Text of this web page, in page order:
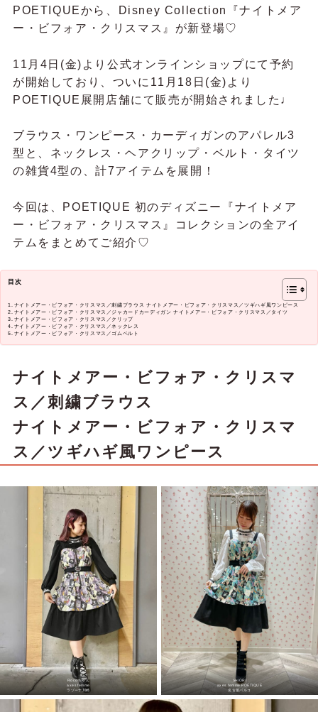
POETIQUEから、Disney Collection『ナイトメア
ー・ビフォア・クリスマス』が新登場♡
11月4日(金)より公式オンラインショップにて予約
が開始しており、ついに11月18日(金)より
POETIQUE展開店舗にて販売が開始されました♩
ブラウス・ワンピース・カーディガンのアパレル3
型と、ネックレス・ヘアクリップ・ベルト・タイツ
の雑貨4型の、計7アイテムを展開！
今回は、 POETIQUE 初のディズニー『ナイトメア
ー・ビフォア・クリスマス』コレクションの全アイ
テムをまとめてご紹介♡
目次
ナイトメアー・ビフォア・クリスマス／刺繍ブラウス ナイトメアー・ビフォア・クリスマス／ツギハギ風ワンピース
ナイトメアー・ビフォア・クリスマス／ジャカードカーディガン ナイトメアー・ビフォア・クリスマス／タイツ
ナイトメアー・ビフォア・クリスマス／クリップ
ナイトメアー・ビフォア・クリスマス／ネックレス
ナイトメアー・ビフォア・クリスマス／ゴムベルト
ナイトメアー・ビフォア・クリスマ
ス／刺繍ブラウス
ナイトメアー・ビフォア・クリスマ
ス／ツギハギ風ワンピース
Rocoちゃん
axes femme
ラゾーナ川崎
SHIORI
axes femme POETIQUE
名古屋パルコ